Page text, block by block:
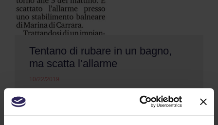
Tentano di rubare in un bagno,
ma scatta l’allarme
10/22/2019
Poco prima delle 5 del mattino di venerdì, è
scattato l'allarme di un'attività a Marina .(...)